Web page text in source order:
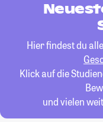
Hier findest du
Klick auf die
und vielen